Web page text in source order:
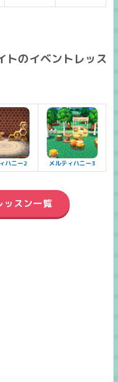
トのイベントレッス
ハニー2 メルティハニー3
ッスン一覧